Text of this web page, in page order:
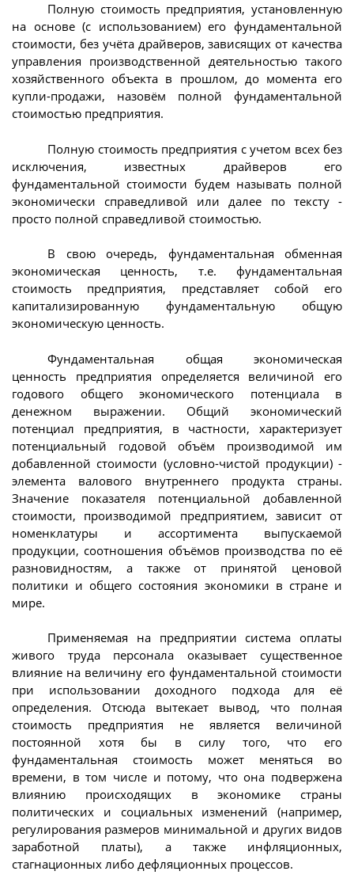
Полную стоимость предприятия, установленную
на основе (с использованием) его фундаментальной
стоимости, без учёта драйверов, зависящих от качества
управления производственной деятельностью такого
хозяйственного объекта в прошлом, до момента его
купли-продажи, назовём полной фундаментальной
стоимостью предприятия.
Полную стоимость предприятия с учетом всех без
исключения, известных драйверов его
фундаментальной стоимости будем называть полной
экономически справедливой или далее по тексту -
просто полной справедливой стоимостью.
В свою очередь, фундаментальная обменная
экономическая ценность, т.е. фундаментальная
стоимость предприятия, представляет собой его
капитализированную фундаментальную общую
экономическую ценность.
Фундаментальная общая экономическая
ценность предприятия определяется величиной его
годового общего экономического потенциала в
денежном выражении. Общий экономический
потенциал предприятия, в частности, характеризует
потенциальный годовой объём производимой им
добавленной стоимости (условно-чистой продукции) -
элемента валового внутреннего продукта страны.
Значение показателя потенциальной добавленной
стоимости, производимой предприятием, зависит от
номенклатуры и ассортимента выпускаемой
продукции, соотношения объёмов производства по её
разновидностям, а также от принятой ценовой
политики и общего состояния экономики в стране и
мире.
Применяемая на предприятии система оплаты
живого труда персонала оказывает существенное
влияние на величину его фундаментальной стоимости
при использовании доходного подхода для её
определения. Отсюда вытекает вывод, что полная
стоимость предприятия не является величиной
постоянной хотя бы в силу того, что его
фундаментальная стоимость может меняться во
времени, в том числе и потому, что она подвержена
влиянию происходящих в экономике страны
политических и социальных изменений (например,
регулирования размеров минимальной и других видов
заработной платы), а также инфляционных,
стагнационных либо дефляционных процессов.